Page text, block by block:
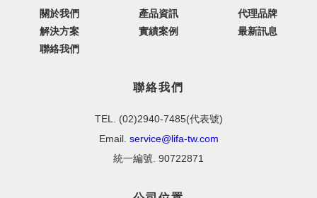
關於我們 產品資訊
代理品牌
解決方案
實績案例
最新訊息
聯絡我們
聯絡我們
TEL. (02)2940-7485(代表號)
Email. service@lifa-tw.com
統一編號. 90722871